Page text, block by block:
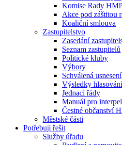
Komise Rady
Akce pod záštitou
Koaliční smlouva
Zastupitelstvo
Zasedání
Seznam zastupitelů
Politické kluby
Výbory
Schválená usnesení
Výsledky hlasování
Jednací řády
Manuál pro
Čestné občanství
Městské části
Potřebuji řešit
Služby úřadu